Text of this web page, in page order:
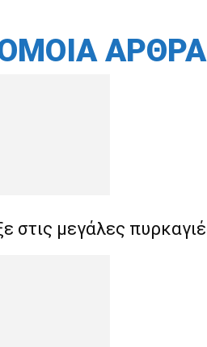
ΑΡΘΡΑ
στις μεγάλες